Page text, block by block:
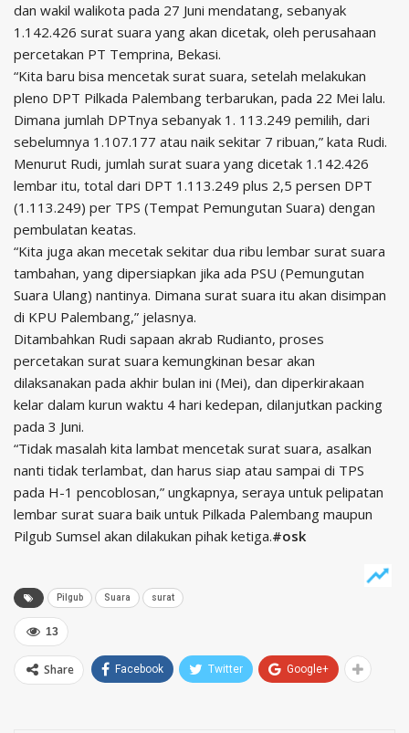
dan wakil walikota pada 27 Juni mendatang, sebanyak
1.142.426 surat suara yang akan dicetak, oleh perusahaan
percetakan PT Temprina, Bekasi.
“Kita baru bisa mencetak surat suara, setelah melakukan
pleno DPT Pilkada Palembang terbarukan, pada 22 Mei lalu.
Dimana jumlah DPTnya sebanyak 1. 113.249 pemilih, dari
sebelumnya 1.107.177 atau naik sekitar 7 ribuan,” kata Rudi.
Menurut Rudi, jumlah surat suara yang dicetak 1.142.426
lembar itu, total dari DPT 1.113.249 plus 2,5 persen DPT
(1.113.249) per TPS (Tempat Pemungutan Suara) dengan
pembulatan keatas.
“Kita juga akan mecetak sekitar dua ribu lembar surat suara
tambahan, yang dipersiapkan jika ada PSU (Pemungutan
Suara Ulang) nantinya. Dimana surat suara itu akan disimpan
di KPU Palembang,” jelasnya.
Ditambahkan Rudi sapaan akrab Rudianto, proses
percetakan surat suara kemungkinan besar akan
dilaksanakan pada akhir bulan ini (Mei), dan diperkirakaan
kelar dalam kurun waktu 4 hari kedepan, dilanjutkan packing
pada 3 Juni.
“Tidak masalah kita lambat mencetak surat suara, asalkan
nanti tidak terlambat, dan harus siap atau sampai di TPS
pada H-1 pencoblosan,” ungkapnya, seraya untuk pelipatan
lembar surat suara baik untuk Pilkada Palembang maupun
Pilgub Sumsel akan dilakukan pihak ketiga.#osk
Pilgub Suara surat
13
Share Facebook Twitter Google+